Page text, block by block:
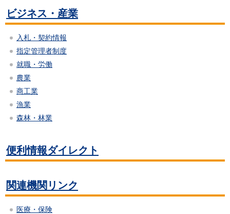
ビジネス・産業
入札・契約情報
指定管理者制度
就職・労働
農業
商工業
漁業
森林・林業
便利情報ダイレクト
関連機関リンク
医療・保険